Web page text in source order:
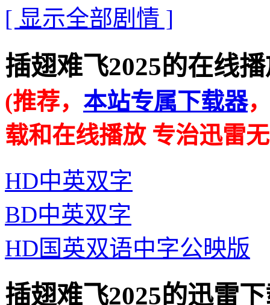
[ 显示全部剧情 ]
插翅难飞2025的在线播
(推荐， 本站专属下载器
载和在线播放 专治迅雷
HD中英双字
BD中英双字
HD国英双语中字公映版
插翅难飞2025的迅雷下